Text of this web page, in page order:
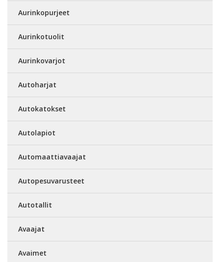
Aurinkopurjeet
Aurinkotuolit
Aurinkovarjot
Autoharjat
Autokatokset
Autolapiot
Automaattiavaajat
Autopesuvarusteet
Autotallit
Avaajat
Avaimet